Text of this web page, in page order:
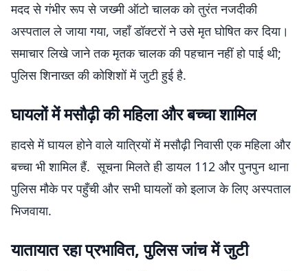
मदद से गंभीर रूप से जख्मी ऑटो चालक को तुरंत नजदीकी
अस्पताल ले जाया गया, जहाँ डॉक्टरों ने उसे मृत घोषित कर दिया।
समाचार लिखे जाने तक मृतक चालक की पहचान नहीं हो पाई थी;
पुलिस शिनाख्त की कोशिशों में जुटी हुई है.
घायलों में मसौढ़ी की महिला और बच्चा शामिल
हादसे में घायल होने वाले यात्रियों में मसौढ़ी निवासी एक महिला और
बच्चा भी शामिल हैं. सूचना मिलते ही डायल 112 और पुनपुन थाना
पुलिस मौके पर पहुँची और सभी घायलों को इलाज के लिए अस्पताल
भिजवाया.
यातायात रहा प्रभावित, पुलिस जांच में जुटी